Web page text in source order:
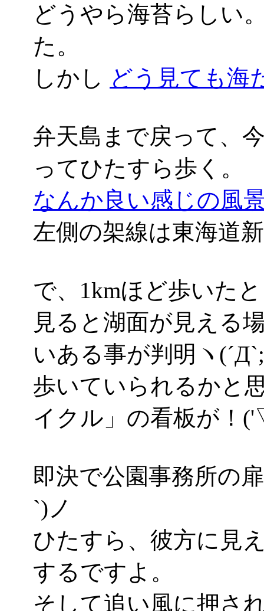
どうやら海苔らしい
た。
しかし どう見ても海
弁天島まで戻って、
ってひたすら歩く。
なんか良い感じの風
左側の架線は東海道
で、1kmほど歩いた
見ると湖面が見える
いある事が判明ヽ
歩いていられるかと
イクル」の看板が！
即決で公園事務所の
`)ノ
ひたすら、彼方に見
するですよ。
そして追い風に押さ